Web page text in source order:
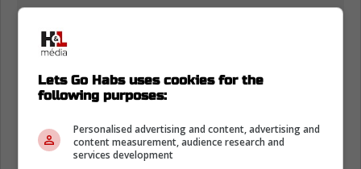
Lets Go Habs uses cookies for the
following purposes:
Personalised advertising and content, advertising and
content measurement, audience research and
services development